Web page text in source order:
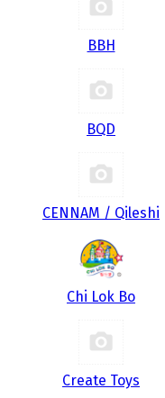
BBH
BQD
CENNAM / Qileshi
Chi Lok Bo
Create Toys